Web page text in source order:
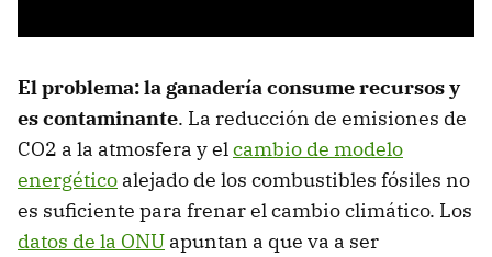
El problema: la ganadería consume recursos y
es contaminante. La reducción de emisiones de
CO2 a la atmosfera y elcambio de modelo
energético alejado de los combustibles fósiles no
es suficiente para frenar el cambio climático. Los
datos de la ONU apuntan a que va a ser